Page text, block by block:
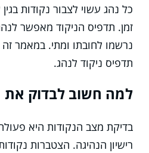
כל נהג עשוי לצבור נקודות
זמן. תדפיס הניקוד מאפשר
נרשמו לחובתו ומתי. במאמר
תדפיס ניקוד לנהג.
למה חשוב לבדוק את
בדיקת מצב הנקודות היא
רישיון הנהיגה. הצטברות